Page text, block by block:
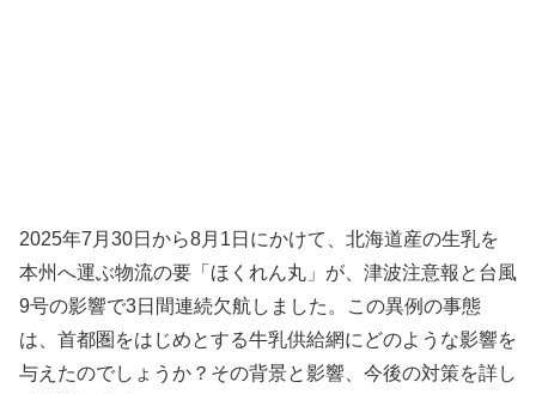
2025年7月30日から8月1日にかけて、北海道産の生乳を
本州へ運ぶ物流の要「ほくれん丸」が、津波注意報と台風
9号の影響で3日間連続欠航しました。この異例の事態
は、首都圏をはじめとする牛乳供給網にどのような影響を
与えたのでしょうか？その背景と影響、今後の対策を詳し